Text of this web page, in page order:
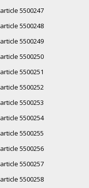
article 5500247
article 5500248
article 5500249
article 5500250
article 5500251
article 5500252
article 5500253
article 5500254
article 5500255
article 5500256
article 5500257
article 5500258